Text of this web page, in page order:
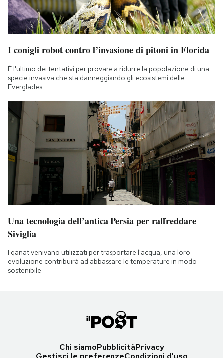
I conigli robot contro l’invasione di pitoni in Florida
È l'ultimo dei tentativi per provare a ridurre la popolazione di una
specie invasiva che sta danneggiando gli ecosistemi delle
Everglades
Una tecnologia dell’antica Persia per raffreddare
Siviglia
I qanat venivano utilizzati per trasportare l'acqua, una loro
evoluzione contribuirà ad abbassare le temperature in modo
sostenibile
Chi siamoPubblicitàPrivacy
Gestisci le preferenzeCondizioni d'uso